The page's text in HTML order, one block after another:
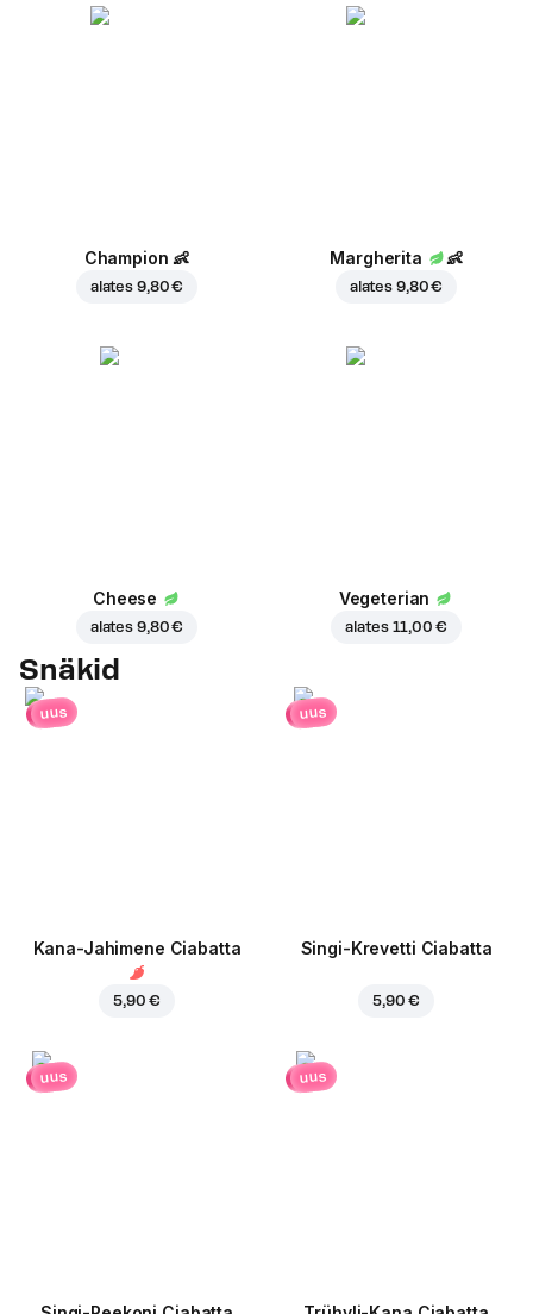
Champion 👶
alates 9,80 €
Margherita 👶
alates 9,80 €
Cheese
alates 9,80 €
Vegeterian
alates 11,00 €
Snäkid
uus
Kana-Jahimene Ciabatta
5,90 €
uus
Singi-Krevetti Ciabatta
5,90 €
uus uus